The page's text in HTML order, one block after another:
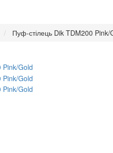
Пуф-стілець Dik TDM200 Pink/